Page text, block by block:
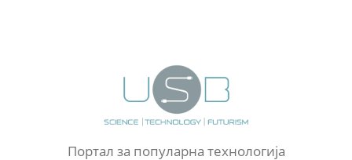
Портал за популарна технологија